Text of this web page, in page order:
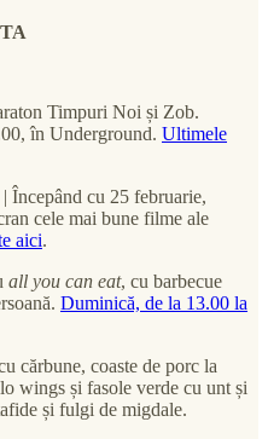
Timpuri Noi și Zob.
în Underground. Ultimele
| Începând cu 25 februarie,
cele mai bune filme ale
aici.
all you can eat, cu barbecue
Duminică, de la 13.00 la
cărbune, coaste de porc la
wings și fasole verde cu unt și
și fulgi de migdale.